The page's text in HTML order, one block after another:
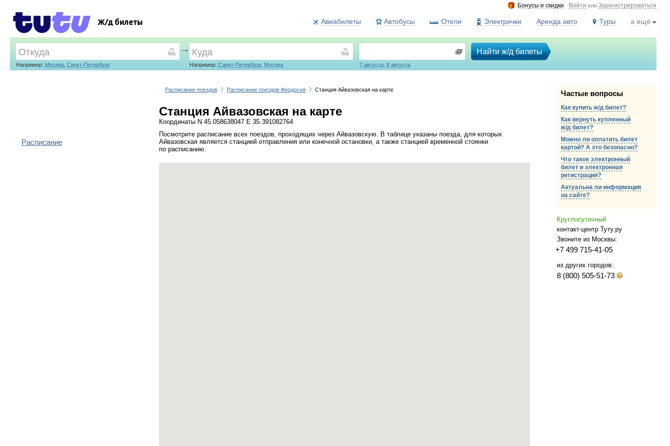
Бонусы и скидки Войти илиЗарегистрироваться
а ещё
Туры
Аренда авто
Электрички
Отели
Автобусы
Ж/д билеты Авиабилеты
Например: Москва ,Санкт-Петербург Например:Санкт-Петербург, Москва 7 августа ,8 августа
Найти ж/д билеты
Расписание поездов Расписание поездов Феодосия Станция Айвазовская на карте
Станция Айвазовская на карте
Координаты N 45.058638047 E 35.391082764
Посмотрите расписание всех поездов, проходящих через Айвазовскую. В таблице указаны поезда, для которых
Айвазовская является станцией отправления или конечной остановки, а также станцией временной стоянки
по расписанию.
Расписание
Частые вопросы
Как купить ж/д билет?
Как вернуть купленный
ж/д билет?
Можно ли оплатить билет
картой? А это безопасно?
Что такое электронный
билет и электронная
регистрация?
Актуальна ли информация
на сайте?
Круглосуточный
контакт-центр Туту.ру
Звоните из Москвы:
+7 499 715-41-05
из других городов:
8 (800) 505-51-73